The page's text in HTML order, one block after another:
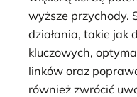
wyższe przychody.
działania, takie jak
kluczowych,
linków oraz
również zwrócić